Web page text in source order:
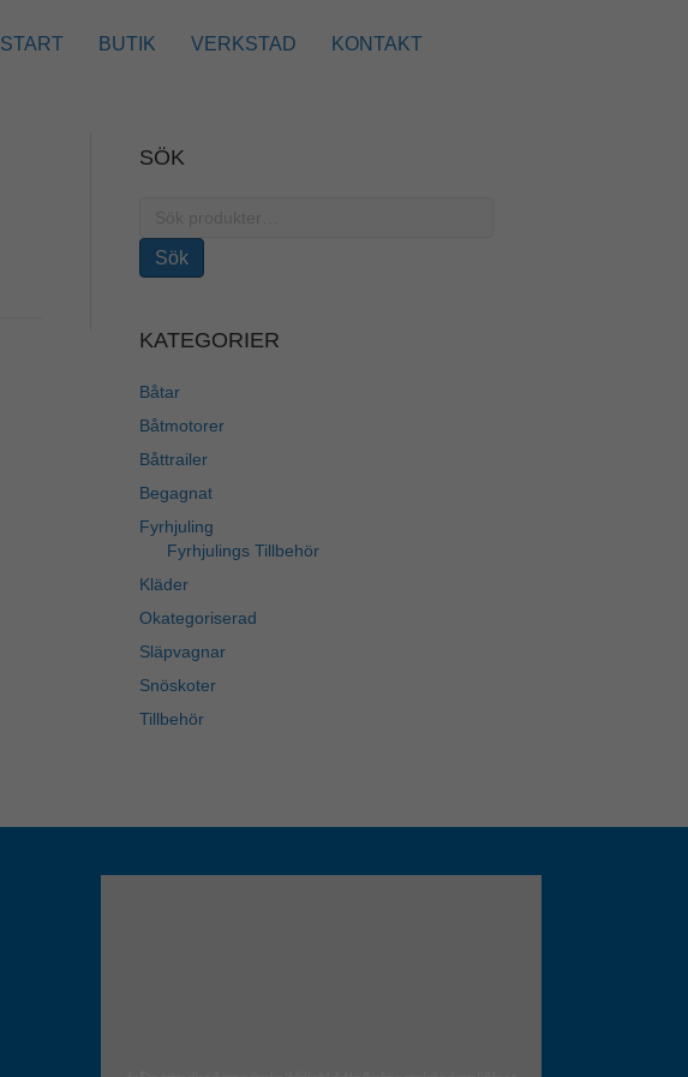
START BUTIK VERKSTAD KONTAKT
SÖK
Sök
KATEGORIER
Båtar
Båtmotorer
Båttrailer
Begagnat
Fyrhjuling
Fyrhjulings Tillbehör
Kläder
Okategoriserad
Släpvagnar
Snöskoter
Tillbehör